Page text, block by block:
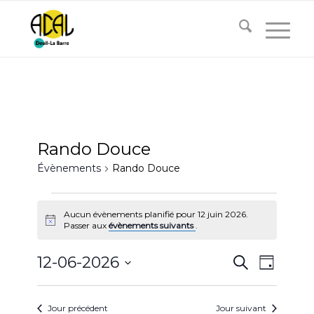
Rando Douce
Évènements Rando Douce
for
juin
2026
Notice
Aucun évènements planifié pour 12 juin 2026.
Passer auxévènements suivants.
et
Recherche
de
vues
Jour
12-06-2026
Sélectionnez
Jour précédent Jour suivant